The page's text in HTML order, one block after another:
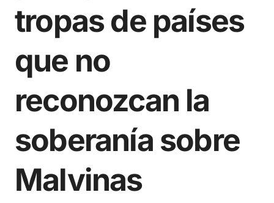
tropas de países
que no
reconozcan la
soberanía sobre
Malvinas